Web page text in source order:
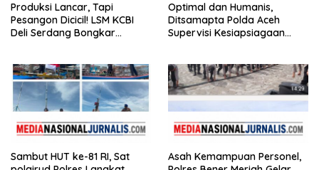
Produksi Lancar, Tapi
Pesangon Dicicil! LSM KCBI
Deli Serdang Bongkar
Optimal dan Humanis,
Ditsamapta Polda Aceh
Supervisi Kesiapsiagaan
Sambut HUT ke-81 RI, Sat
Asah Kemampuan Personel,